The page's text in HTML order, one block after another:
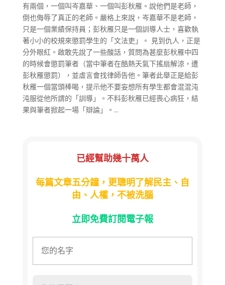
有兩個，一個叫岑嘉華、一個叫彭秋雁。說他們是老師，
倒也侮辱了真正的老師。嚴格上來說，岑嘉華不是老師，
只是一個業績保持員；彭秋雁只是一個訓導人士，喜歡執
著小小的校規來懲罰學生的「文法吏」。 見到仇人，正是
分外眼紅。啟敢先說了一些酸話，質問為甚麼彭秋雁中四
的時候會懲罰筆者（當中筆者在酷熱天氣下搖扇解涼，遭
彭秋雁懲罰），並虛言會找律師告他。筆者此舉正是給彭
秋雁一個當頭棒喝，提示他不要妄想所有學生都會混混沌
沌服從他所謂的「訓導」。不料彭秋雁已經喪心病狂，結
果與筆者掀起一場「辯論」。...
已經幫助幾十萬人
每篇文章五分鐘，更聰明了解民主、自
由、人權，不被洗腦
立即免費訂閱電子報